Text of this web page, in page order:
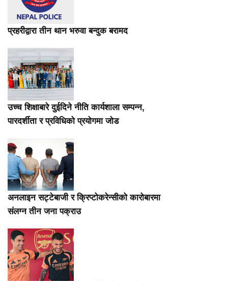
प्रहरीद्वारा तीन थान भरुवा बन्दुक बरामद
उच्च शिक्षाबारे दुईदिने नीति कार्यशाला सम्पन्न,
पारदर्शीता र प्रविधिको प्रयोगमा जोड
अनलाइन सट्टेबाजी र क्रिप्टोकरेन्सीको कारोबारमा
संलग्न तीन जना पक्राउ